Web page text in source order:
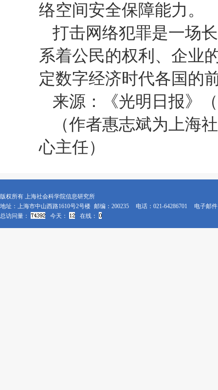
络空间安全保障能力。
打击网络犯罪是一场
系着公民的权利、企业
定数字经济时代各国的
来源：《光明日报》（
（作者惠志斌为上海
心主任）
版权所有 上海社会科学院信息研究所
地址：上海市中山西路1610号2号楼 邮编：200235 电话：021-64286701
电子邮件
总访问量：
今天： 在线：